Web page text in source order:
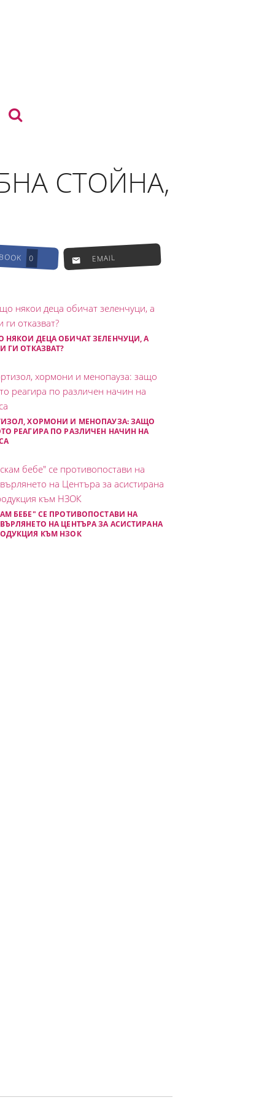
СТОЙНА,
0 EMAIL
НЯКОИ ДЕЦА ОБИЧАТ ЗЕЛЕНЧУЦИ, А
ГИ ОТКАЗВАТ?
ХОРМОНИ И МЕНОПАУЗА: ЗАЩО
РЕАГИРА ПО РАЗЛИЧЕН НАЧИН НА
БЕБЕ" СЕ ПРОТИВОПОСТАВИ НА
НА ЦЕНТЪРА ЗА АСИСТИРАНА
КЪМ НЗОК